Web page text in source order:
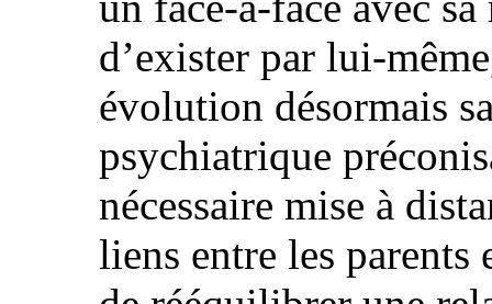
d’exister par lui-
évolution désormais
psychiatrique
nécessaire mise à
liens entre les parents